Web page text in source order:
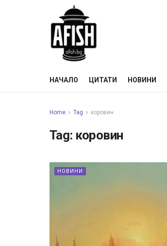
НАЧАЛО ЦИТАТИ НОВИНИ
Home Tag коровин
Tag: коровин
НОВИНИ